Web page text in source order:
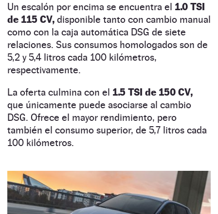
Un escalón por encima se encuentra el 1.0 TSI
de 115 CV, disponible tanto con cambio manual
como con la caja automática DSG de siete
relaciones. Sus consumos homologados son de
5,2 y 5,4 litros cada 100 kilómetros,
respectivamente.
La oferta culmina con el 1.5 TSI de 150 CV,
que únicamente puede asociarse al cambio
DSG. Ofrece el mayor rendimiento, pero
también el consumo superior, de 5,7 litros cada
100 kilómetros.